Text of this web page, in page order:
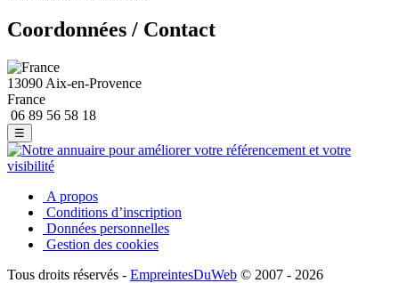
Coordonnées / Contact
13090 Aix-en-Provence
France
06 89 56 58 18
☰
A propos
Conditions d’inscription
Données personnelles
Gestion des cookies
Tous droits réservés - EmpreintesDuWeb © 2007 - 2026